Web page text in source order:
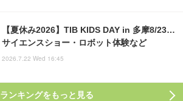
【夏休み2026】TIB KIDS DAY in 多摩8/23…
サイエンスショー・ロボット体験など
2026.7.22 Wed 16:45
ランキングをもっと見る